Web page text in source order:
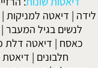
לידה | דיאטה למניקות |
לנשים בגיל המעבר |
כאסח | דיאטה דלת
חלבונים | דיאטת